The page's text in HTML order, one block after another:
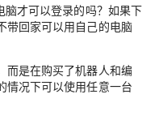
才可以登录的吗？如果下
带回家可以用自己的电脑
而是在购买了机器人和编
情况下可以使用任意一台